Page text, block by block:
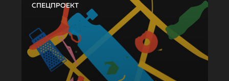
СПЕЦПРОЕКТ